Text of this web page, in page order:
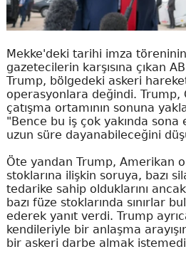
Mekke'deki tarihi imza
gazetecilerin karşısına çıkan
Trump, bölgedeki askeri
operasyonlara değindi. Trump,
çatışma ortamının sonuna
"Bence bu iş çok yakında sona
uzun süre dayanabileceğini
Öte yandan Trump, Amerikan
stoklarına ilişkin soruya, bazı
tedarike sahip olduklarını
bazı füze stoklarında sınırlar
ederek yanıt verdi. Trump
kendileriyle bir anlaşma
bir askeri darbe almak